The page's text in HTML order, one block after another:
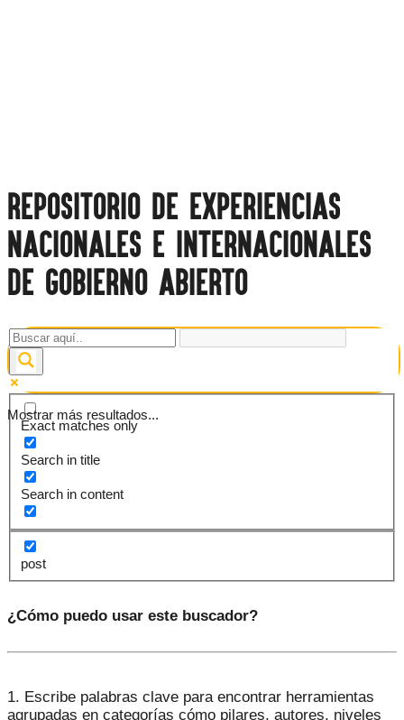
Repositorio de experiencias
nacionales e internacionales
de gobierno abierto
Mostrar más resultados...
Exact matches only
Search in title
Search in content
post
¿Cómo puedo usar este buscador?
1. Escribe palabras clave para encontrar herramientas
agrupadas en categorías cómo pilares, autores, niveles